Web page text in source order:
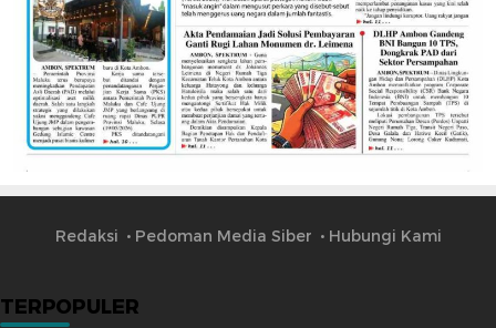
Redaksi Pedoman Media Siber Hubungi Kami
TERPOPULER